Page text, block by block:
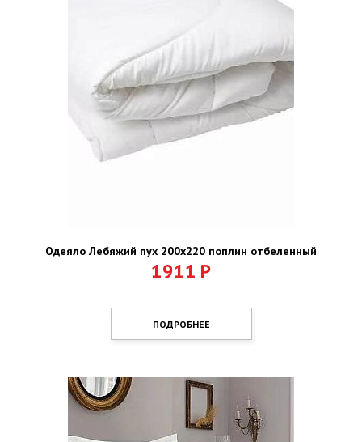
Одеяло Лебяжий пух 200х220 поплин отбеленный
1911 Р
ПОДРОБНЕЕ